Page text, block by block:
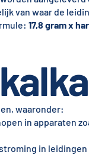
van waar de
17,8 gram x
waaronder:
in apparaten
in